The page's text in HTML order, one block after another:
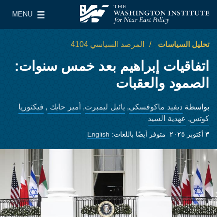
معهد واشنطن لسياسات الشرق الأدنى
MENU
Main Menu
تحليل السياسات المرصد السياسي 4104
اتفاقيات إبراهيم بعد خمس سنوات:
الصمود والعقبات
بواسطة ديفيد ماكوفسكي, يائيل ليمبرت, أمير حايك , فيكتوريا
كوتس, عهدية السيد
٣ أكتوبر ٢٠٢٥ متوفر أيضًا باللغات: English